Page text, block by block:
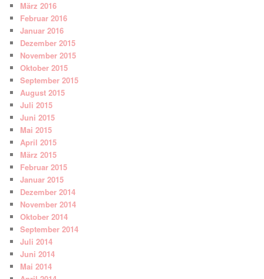
März 2016
Februar 2016
Januar 2016
Dezember 2015
November 2015
Oktober 2015
September 2015
August 2015
Juli 2015
Juni 2015
Mai 2015
April 2015
März 2015
Februar 2015
Januar 2015
Dezember 2014
November 2014
Oktober 2014
September 2014
Juli 2014
Juni 2014
Mai 2014